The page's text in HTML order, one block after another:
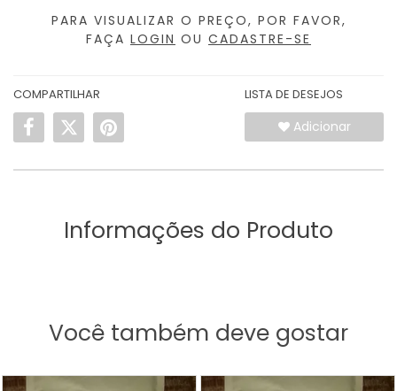
PARA VISUALIZAR O PREÇO, POR FAVOR,
FAÇA LOGIN OU CADASTRE-SE
COMPARTILHAR LISTA DE DESEJOS
Adicionar
Informações do Produto
Você também deve gostar